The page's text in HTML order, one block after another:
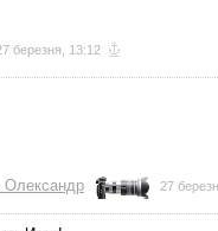
березня, 13:12
Олександр 27